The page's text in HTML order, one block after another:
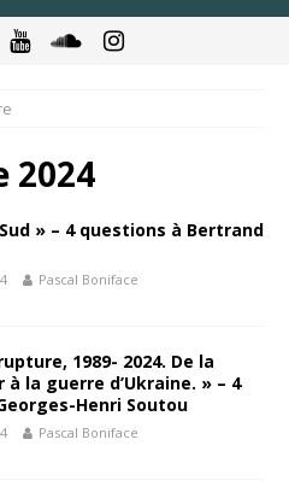
2024
» – 4 questions à Bertrand
Pascal Boniface
1989- 2024. De la
la guerre d’Ukraine. » – 4
Henri Soutou
Pascal Boniface